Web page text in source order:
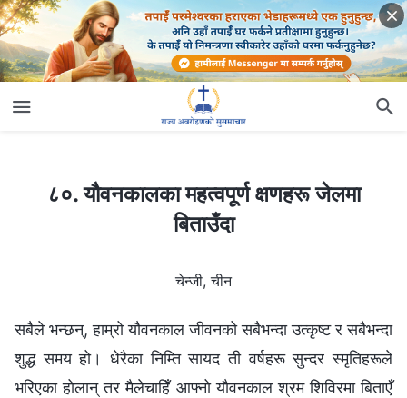
८०. यौवनकालका महत्वपूर्ण क्षणहरू जेलमा बिताउँदा
८०. यौवनकालका महत्वपूर्ण क्षणहरू जेलमा
बिताउँदा
चेन्जी, चीन
सबैले भन्छन्, हाम्रो यौवनकाल जीवनको सबैभन्दा उत्कृष्ट र सबैभन्दा
शुद्ध समय हो। धेरैका निम्ति सायद ती वर्षहरू सुन्दर स्मृतिहरूले
भरिएका होलान् तर मैलेचाहिँ आफ्नो यौवनकाल श्रम शिविरमा बिताएँ